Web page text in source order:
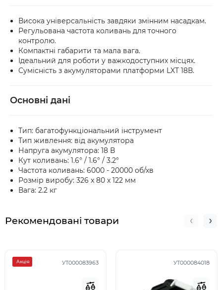
Висока універсальність завдяки змінним насадкам.
Регульована частота коливань для точного
контролю.
Компактні габарити та мала вага.
Ідеальний для роботи у важкодоступних місцях.
Сумісність з акумуляторами платформи LXT 18В.
Основні дані
Тип: багатофункціональний інструмент
Тип живлення: від акумулятора
Напруга акумулятора: 18 В
Кут коливань: 1.6° / 1.6° / 3.2°
Частота коливань: 6000 - 20000 об/хв
Розмір виробу: 326 x 80 x 122 мм
Вага: 2.2 кг
Рекомендовані товари
УТ000083963
Акція УТ000084018